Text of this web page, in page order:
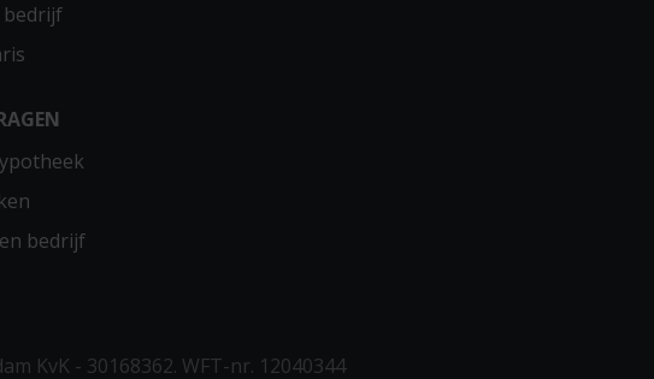
bedrijf
bedrijf
KvK - 30168362. WFT-nr. 12040344